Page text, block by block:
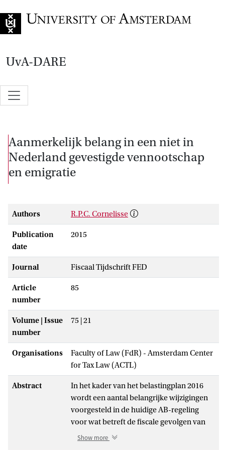
UvA-DARE
Aanmerkelijk belang in een niet in
Nederland gevestigde vennootschap
en emigratie
Authors R.P.C. Cornelisse
Publication
date
2015
Journal Fiscaal Tijdschrift FED
Article
number
85
Volume | Issue
number
75 | 21
Organisations
Faculty of Law (FdR) - Amsterdam Center
for Tax Law (ACTL)
Abstract
In het kader van het belastingplan 2016
wordt een aantal belangrijke wijzigingen
voorgesteld in de huidige AB-regeling
voor wat betreft de fiscale gevolgen van
een emigratie van een AB-houder vanuit
Show more